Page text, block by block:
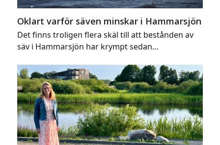
Oklart varför säven minskar i Hammarsjön
Det finns troligen flera skäl till att bestånden av
säv i Hammarsjön har krympt sedan…